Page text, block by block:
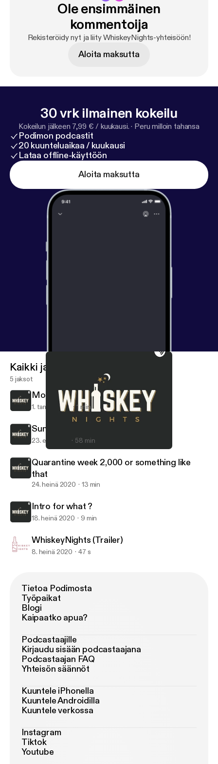
Ole ensimmäinen
kommentoija
Rekisteröidy nyt ja liity WhiskeyNights-yhteisöön!
Aloita maksutta
30 vrk ilmainen kokeilu
Kokeilun jälkeen 7,99 € / kuukausi. · Peru milloin tahansa
Podimon podcastit
20 kuunteluaikaa / kuukausi
Lataa offline-käyttöön
Aloita maksutta
WhiskeyNights
Kaikki jaksot
5 jaksot
More to Come...
1. tammi 2021 1 min
Sunday Funday😜
23. elo 2020 58 min
Quarantine week 2,000 or something like
that
24. heinä 2020 13 min
Intro for what ?
18. heinä 2020 9 min
WhiskeyNights (Trailer)
8. heinä 2020 47 s
Tietoa Podimosta
Työpaikat
Blogi
Kaipaatko apua?
Podcastaajille
Kirjaudu sisään podcastaajana
Podcastaajan FAQ
Yhteisön säännöt
Kuuntele iPhonella
Kuuntele Androidilla
Kuuntele verkossa
Instagram
Tiktok
Youtube